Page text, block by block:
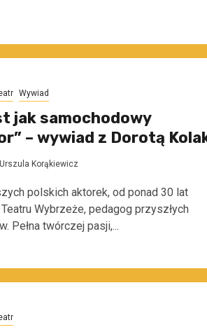
Wywiad
jak samochodowy
– wywiad z Dorotą
Urszula Korąkiewicz
polskich aktorek, od ponad 30 lat
Wybrzeże, pedagog przyszłych
Pełna twórczej pasji,...